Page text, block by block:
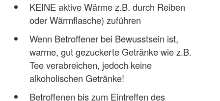
KEINE aktive Wärme z.B. durch Reiben
oder Wärmflasche) zuführen
Wenn Betroffener bei Bewusstsein ist,
warme, gut gezuckerte Getränke wie z.B.
Tee verabreichen, jedoch keine
alkoholischen Getränke!
Betroffenen bis zum Eintreffen des